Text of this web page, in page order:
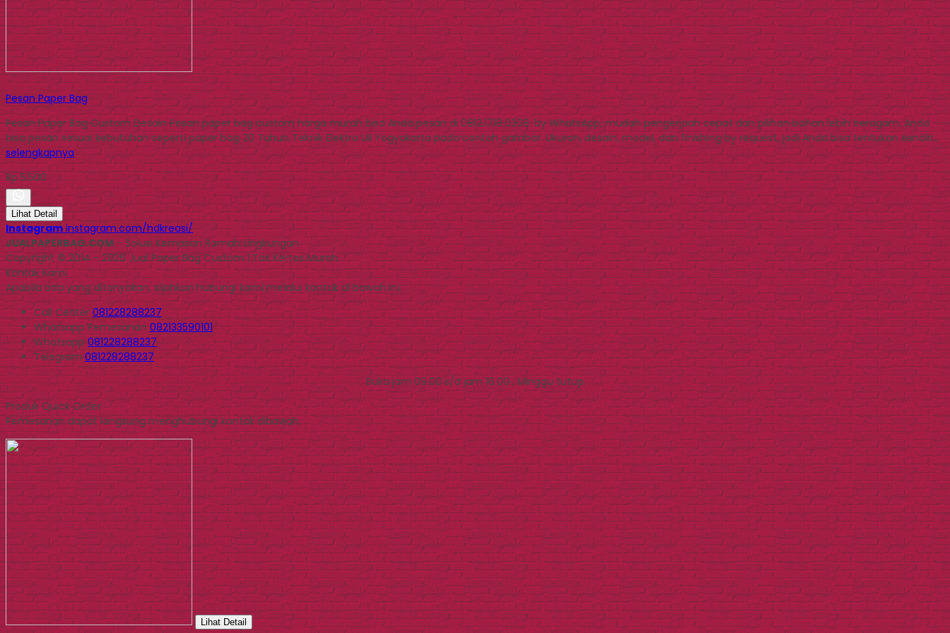
Pesan Paper Bag
Pesan Paper Bag Custom Desain Pesan paper bag custom harga murah bisa Anda pesan di 0812.1718.0308. by WhatsApp, mudah pengerjaan cepat dan pilihan bahan lebih beragam. Anda
bisa pesan sesuai kebutuhan seperti paper bag 20 Tahun Teknik Elektro UII Yogyakarta pada contoh gambar. Ukuran, desain, model, dan finishing by request, jadi Anda bisa tentukan sendiri…
selengkapnya
Rp 5.500
Lihat Detail
Instagram instagram.com/hdkreasi/
JUALPAPERBAG.COM- Solusi Kemasan Ramah Lingkungan
Copyright © 2014 - 2026 Jual Paper Bag Custom | Tas Kertas Murah
Kontak Kami
Apabila ada yang ditanyakan, silahkan hubungi kami melalui kontak di bawah ini.
Call Center081228288237
WhatsappPemesanan 082133590101
Whatsapp081228288237
Telegram081228288237
Buka jam 09.00 s/d jam 16.00 , Minggu tutup
Produk Quick Order
Pemesanan dapat langsung menghubungi kontak dibawah:
Lihat Detail